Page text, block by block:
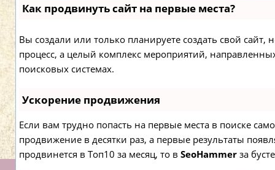
Как продвинуть сайт на первые места?
Вы создали или только планируете создать свой сайт,
процесс, а целый комплекс мероприятий,
поисковых системах.
Ускорение продвижения
Если вам трудно попасть на первые места в поиске
продвижение в десятки раз, а первые результаты
продвинется в Топ10 за месяц, то в SeoHammerза